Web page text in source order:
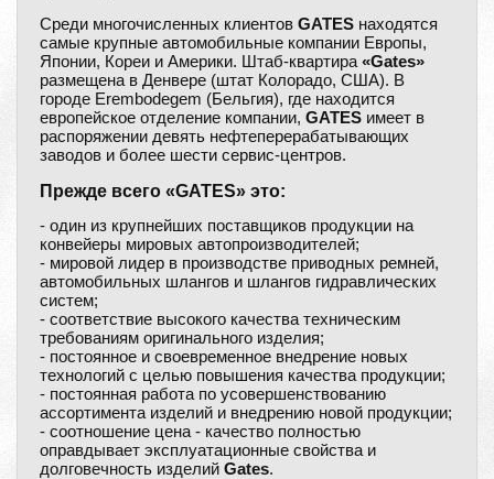
Среди многочисленных клиентов GATES находятся
самые крупные автомобильные компании Европы,
Японии, Кореи и Америки. Штаб-квартира «Gates»
размещена в Денвере (штат Колорадо, США). В
городе Erembodegem (Бельгия), где находится
европейское отделение компании, GATES имеет в
распоряжении девять нефтеперерабатывающих
заводов и более шести сервис-центров.
Прежде всего «GATES» это:
- один из крупнейших поставщиков продукции на
конвейеры мировых автопроизводителей;
- мировой лидер в производстве приводных ремней,
автомобильных шлангов и шлангов гидравлических
систем;
- соответствие высокого качества техническим
требованиям оригинального изделия;
- постоянное и своевременное внедрение новых
технологий с целью повышения качества продукции;
- постоянная работа по усовершенствованию
ассортимента изделий и внедрению новой продукции;
- соотношение цена - качество полностью
оправдывает эксплуатационные свойства и
долговечность изделий Gates.